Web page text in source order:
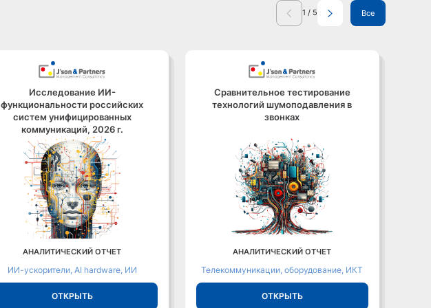
1 / 5 Все
Исследование ИИ-
функциональности российских
систем унифицированных
коммуникаций, 2026 г.
АНАЛИТИЧЕСКИЙ ОТЧЕТ
ИИ-ускорители, AI hardware, ИИ
ОТКРЫТЬ
Сравнительное тестирование
технологий шумоподавления в
звонках
АНАЛИТИЧЕСКИЙ ОТЧЕТ
Телекоммуникации, оборудование, ИКТ
ОТКРЫТЬ